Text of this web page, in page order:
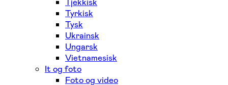
Tyrkisk
Tysk
Ukrainsk
Ungarsk
Vietnamesisk
It og foto
Foto og video